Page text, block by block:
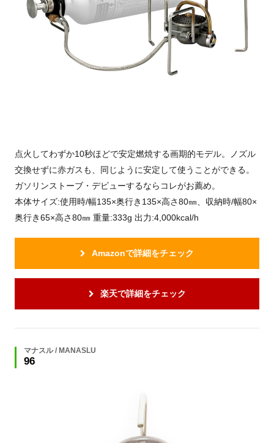
点火してわずか10秒ほどで安定燃焼する画期的モデル。ノズル
交換せずに赤ガスも、同じように安定して使うことができる。
ガソリンストーブ・デビューするならコレがお薦め。
本体サイズ:使用時/幅135×奥行き135×高さ80㎜、収納時/幅80×
奥行き65×高さ80㎜ 重量:333g 出力:4,000kcal/h
Amazonで詳細をチェック
楽天で詳細をチェック
マナスル / MANASLU
96